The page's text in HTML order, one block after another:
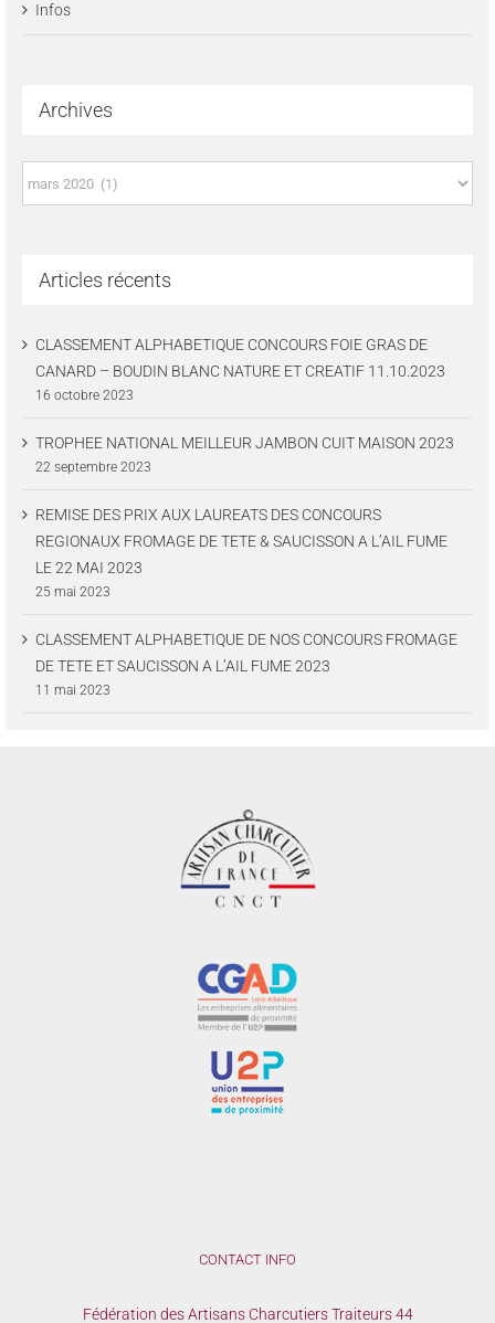
Infos
Archives
Articles récents
CLASSEMENT ALPHABETIQUE CONCOURS FOIE GRAS DE
CANARD – BOUDIN BLANC NATURE ET CREATIF 11.10.2023
16 octobre 2023
TROPHEE NATIONAL MEILLEUR JAMBON CUIT MAISON 2023
22 septembre 2023
REMISE DES PRIX AUX LAUREATS DES CONCOURS
REGIONAUX FROMAGE DE TETE & SAUCISSON A L’AIL FUME
LE 22 MAI 2023
25 mai 2023
CLASSEMENT ALPHABETIQUE DE NOS CONCOURS FROMAGE
DE TETE ET SAUCISSON A L’AIL FUME 2023
11 mai 2023
CONTACT INFO
Fédération des Artisans Charcutiers Traiteurs 44